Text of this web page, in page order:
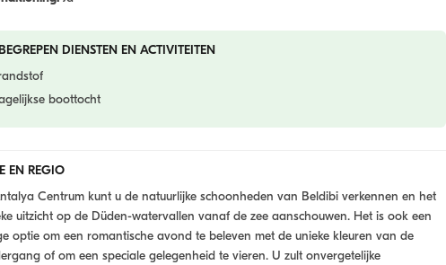
DIENSTEN EN ACTIVITEITEN
boottocht
EN REGIO
Centrum kunt u de natuurlijke schoonheden van Beldibi verkennen en het
uitzicht op de Düden-watervallen vanaf de zee aanschouwen. Het is ook een
optie om een romantische avond te beleven met de unieke kleuren van de
of om een speciale gelegenheid te vieren. U zult onvergetelijke